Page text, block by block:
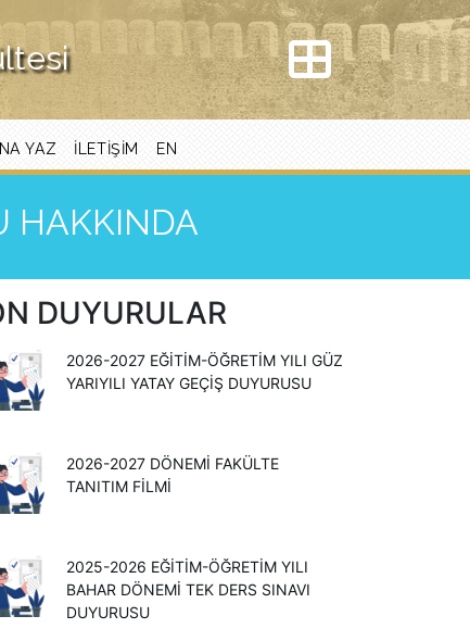
YAZ İLETIŞIM EN
HAKKINDA
DUYURULAR
2026-2027 EĞITIM-ÖĞRETIM YILI GÜZ
YARIYILI YATAY GEÇIŞ DUYURUSU
2026-2027 DÖNEMİ FAKÜLTE
TANITIM FİLMİ
2025-2026 EĞITIM-ÖĞRETIM YILI
BAHAR DÖNEMI TEK DERS SINAVI
DUYURUSU